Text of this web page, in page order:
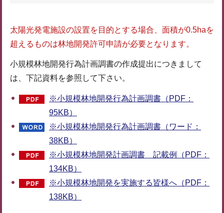
太陽光発電施設の設置を目的とする場合、面積が0.5haを
超えるものは林地開発許可申請が必要となります。
小規模林地開発行為計画調書の作成提出につきまして
は、下記資料を参照して下さい。
※小規模林地開発行為計画調書（PDF：
95KB）
※小規模林地開発行為計画調書（ワード：
38KB）
※小規模林地開発計画調書 記載例（PDF：
134KB）
※小規模林地開発を実施する皆様へ（PDF：
138KB）